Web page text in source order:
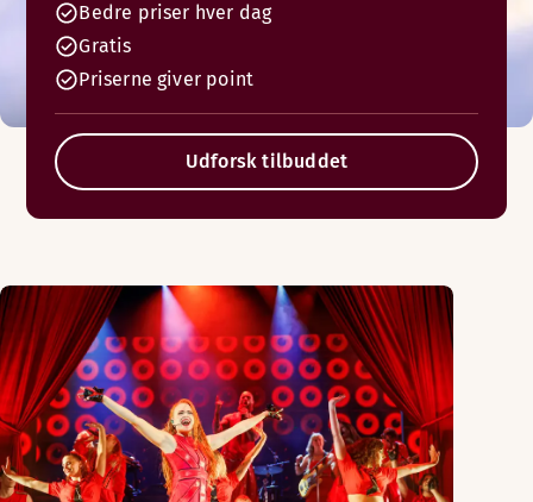
Bedre priser hver dag
Gratis
Priserne giver point
Udforsk tilbuddet